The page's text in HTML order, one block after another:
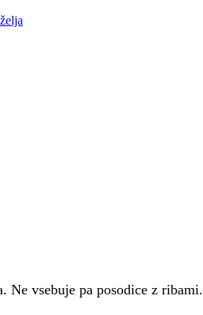
vsebuje pa posodice z ribami.